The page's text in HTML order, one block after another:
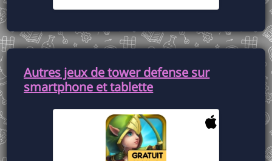
Autres jeux de tower defense sur
smartphone et tablette